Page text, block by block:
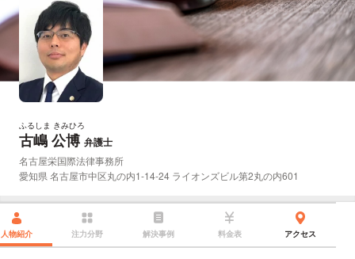
ふるしま きみひろ
古嶋 公博 弁護士
所属事務所：
名古屋栄国際法律事務所
所在地：
愛知県 名古屋市中区丸の内1-14-24 ライオンズビル第2丸の内601
人物紹介 注力分野 解決事例 料金表 アクセス